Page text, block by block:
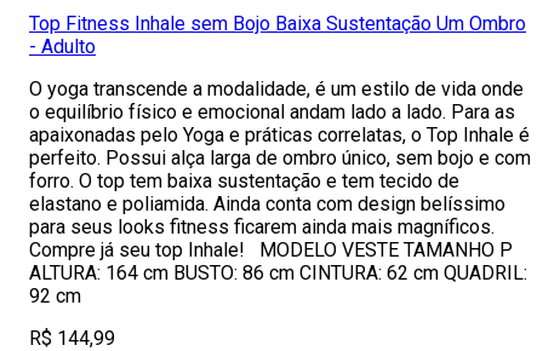
Top Fitness Inhale sem Bojo Baixa Sustentação Um Ombro
- Adulto
O yoga transcende a modalidade, é um estilo de vida onde
o equilíbrio físico e emocional andam lado a lado. Para as
apaixonadas pelo Yoga e práticas correlatas, o Top Inhale é
perfeito. Possui alça larga de ombro único, sem bojo e com
forro. O top tem baixa sustentação e tem tecido de
elastano e poliamida. Ainda conta com design belíssimo
para seus looks fitness ficarem ainda mais magníficos.
Compre já seu top Inhale! MODELO VESTE TAMANHO P
ALTURA: 164 cm BUSTO: 86 cm CINTURA: 62 cm QUADRIL:
92 cm
R$ 144,99